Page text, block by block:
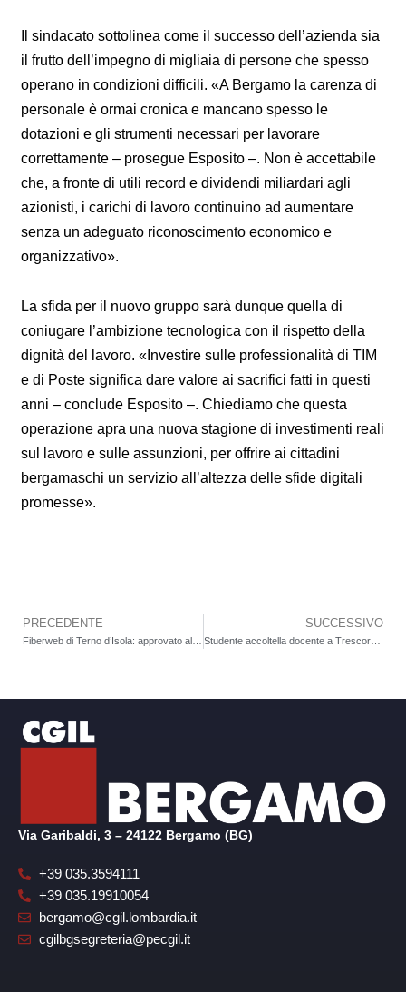
Il sindacato sottolinea come il successo dell’azienda sia
il frutto dell’impegno di migliaia di persone che spesso
operano in condizioni difficili. «A Bergamo la carenza di
personale è ormai cronica e mancano spesso le
dotazioni e gli strumenti necessari per lavorare
correttamente – prosegue Esposito –. Non è accettabile
che, a fronte di utili record e dividendi miliardari agli
azionisti, i carichi di lavoro continuino ad aumentare
senza un adeguato riconoscimento economico e
organizzativo».
La sfida per il nuovo gruppo sarà dunque quella di
coniugare l’ambizione tecnologica con il rispetto della
dignità del lavoro. «Investire sulle professionalità di TIM
e di Poste significa dare valore ai sacrifici fatti in questi
anni – conclude Esposito –. Chiediamo che questa
operazione apra una nuova stagione di investimenti reali
sul lavoro e sulle assunzioni, per offrire ai cittadini
bergamaschi un servizio all’altezza delle sfide digitali
promesse».
Precedente
PRECEDENTE SUCCESSIVO
Studente accoltella docente a Trescore: FLC CGIL Bergamo chiede investimenti contro il disagio, non scuole blindate
Via Garibaldi, 3 – 24122 Bergamo (BG)
+39 035.3594111
+39 035.19910054
bergamo@cgil.lombardia.it
cgilbgsegreteria@pecgil.it